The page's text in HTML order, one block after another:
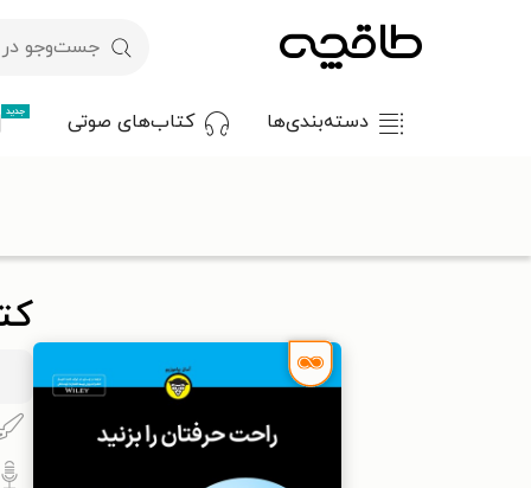
دسته‌بندی‌ها کتاب‌های صوتی جدید